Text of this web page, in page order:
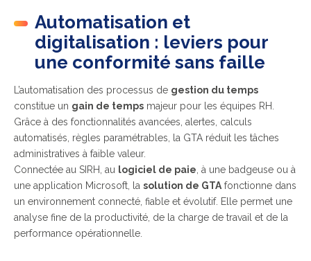
Automatisation et
digitalisation : leviers pour
une conformité sans faille
L’automatisation des processus de gestion du temps
constitue un gain de temps majeur pour les équipes RH.
Grâce à des fonctionnalités avancées, alertes, calculs
automatisés, règles paramétrables, la GTA réduit les tâches
administratives à faible valeur.
Connectée au SIRH, au logiciel de paie , à une badgeuse ou à
une application Microsoft, la solution de GTA fonctionne dans
un environnement connecté, fiable et évolutif. Elle permet une
analyse fine de la productivité, de la charge de travail et de la
performance opérationnelle.